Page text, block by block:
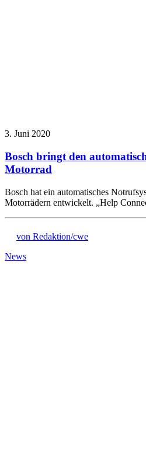
3. Juni 2020
Bosch bringt den
Motorrad
Bosch hat ein automatisches
Motorrädern entwickelt. „Help
von Redaktion/cwe
News